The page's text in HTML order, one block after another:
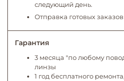
следующий день.
Отправка готовых
Гарантия
3 месяца "по любому
линзы
1 год бесплатного